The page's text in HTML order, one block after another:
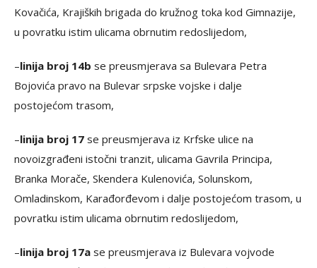
Kovačića, Krajiških brigada do kružnog toka kod Gimnazije,
u povratku istim ulicama obrnutim redoslijedom,
–linija broj 14b se preusmjerava sa Bulevara Petra
Bojovića pravo na Bulevar srpske vojske i dalje
postojećom trasom,
–linija broj 17 se preusmjerava iz Krfske ulice na
novoizgrađeni istočni tranzit, ulicama Gavrila Principa,
Branka Morače, Skendera Kulenovića, Solunskom,
Omladinskom, Karađorđevom i dalje postojećom trasom, u
povratku istim ulicama obrnutim redoslijedom,
–linija broj 17a se preusmjerava iz Bulevara vojvode